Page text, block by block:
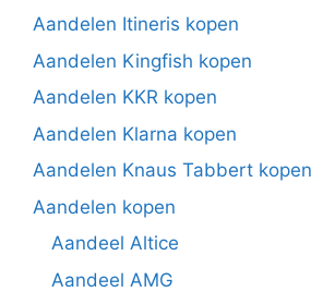
Aandelen Itineris kopen
Aandelen Kingfish kopen
Aandelen KKR kopen
Aandelen Klarna kopen
Aandelen Knaus Tabbert kopen
Aandelen kopen
Aandeel Altice
Aandeel AMG